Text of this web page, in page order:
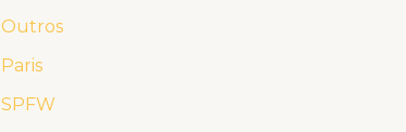
Outros
Paris
SPFW